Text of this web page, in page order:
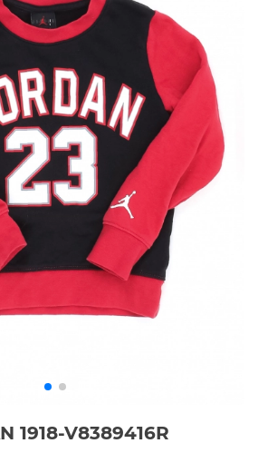
1918-V8389416R